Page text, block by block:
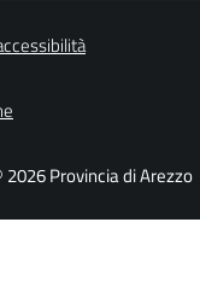
2026 Provincia di Arezzo